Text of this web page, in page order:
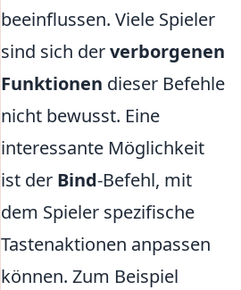
beeinflussen. Viele Spieler
sind sich derverborgenen
Funktionen dieser Befehle
nicht bewusst. Eine
interessante Möglichkeit
ist der Bind-Befehl, mit
dem Spieler spezifische
Tastenaktionen anpassen
können. Zum Beispiel